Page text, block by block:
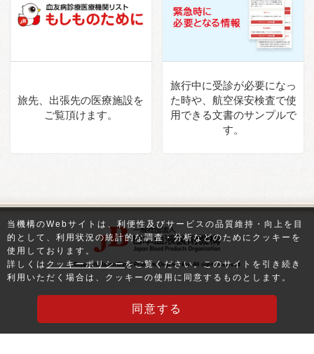
旅先、出張先の医療施設を
ご覧頂けます。
旅行中に受診が必要になっ
た時や、 航空保安検査で使
用できる文書のサンプルで
す。
Copyright Japan Blood Products Organization All rights reserved
当機構のWebサイトは、利便性及びサービスの品質維持・向上を目
的として、利用状況の統計的な調査・分析などのためにクッキーを
使用しております。
詳しくは クッキーポリシーをご覧ください。このサイトを引き続き
利用いただく場合は、クッキーの使用に同意するものとします。
同意する